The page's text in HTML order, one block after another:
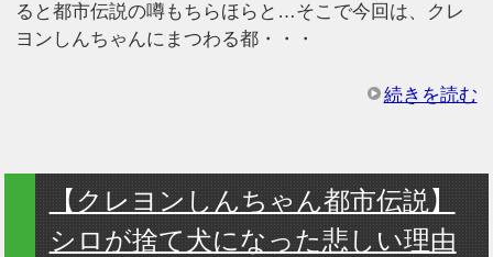
ると都市伝説の噂もちらほらと…そこで今回は、クレ
ヨンしんちゃんにまつわる都・・・
続きを読む
【クレヨンしんちゃん都市伝説】
シロが捨て犬になった悲しい理由